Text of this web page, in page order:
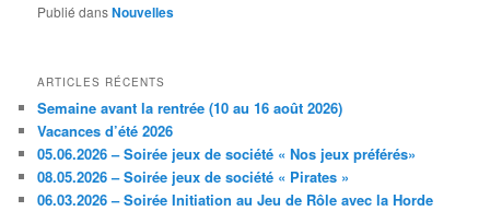
Publié dansNouvelles
ARTICLES RÉCENTS
Semaine avant la rentrée (10 au 16 août 2026)
Vacances d’été 2026
05.06.2026 – Soirée jeux de société « Nos jeux préférés»
08.05.2026 – Soirée jeux de société « Pirates »
06.03.2026 – Soirée Initiation au Jeu de Rôle avec la Horde